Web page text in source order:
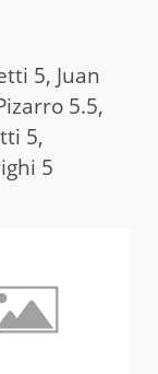
5, Juan
5.5,
5,
5